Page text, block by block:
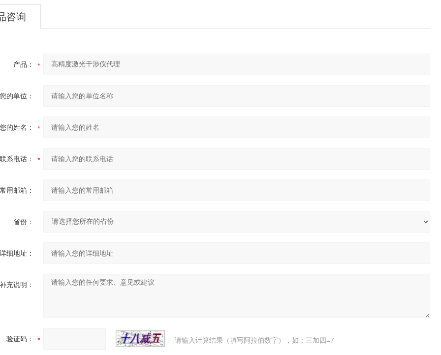
咨询
产品：
您的单位：
您的姓名：
联系电话：
常用邮箱：
省份：
详细地址：
补充说明：
验证码： 请输入计算结果（填写阿拉伯数字），如：三加四=7